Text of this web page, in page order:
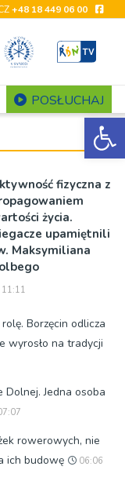
+48 18 449 06 00
POSŁUCHAJ
fizyczna z
życia.
upamiętnili
Maksymiliana
11:11
Borzęcin odlicza
wyrosło na tradycji
Jedna osoba
rowerowych, nie
ich budowę
06:06